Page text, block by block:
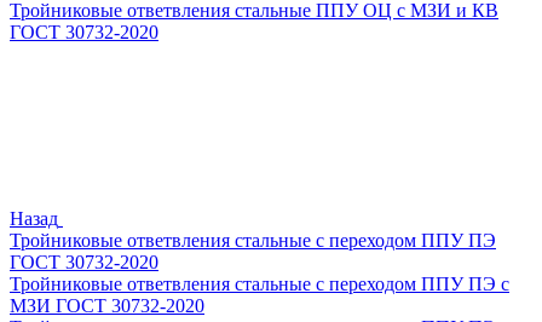
Тройниковые ответвления стальные ППУ ОЦ с МЗИ и КВ
ГОСТ 30732-2020
Назад
Тройниковые ответвления стальные с переходом ППУ ПЭ
ГОСТ 30732-2020
Тройниковые ответвления стальные с переходом ППУ ПЭ с
МЗИ ГОСТ 30732-2020